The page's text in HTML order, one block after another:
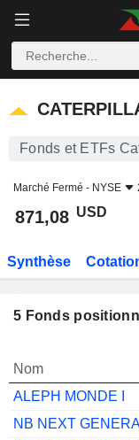
CATERPILLAR
Fonds et ETFs
Marché Fermé - NYSE
871,08 USD
Synthèse
5 Fonds
Nom
ALEPH MONDE I